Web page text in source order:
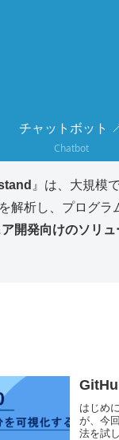
チャットボット
Chatbot
』は、大規模
解析し、プログ
開発向けのソリュ
はじめ
が、今
法を試